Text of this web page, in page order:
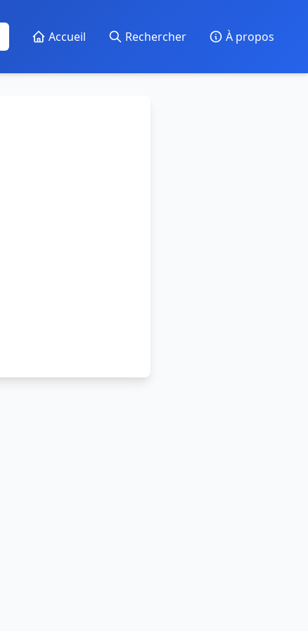
Accueil Rechercher À propos